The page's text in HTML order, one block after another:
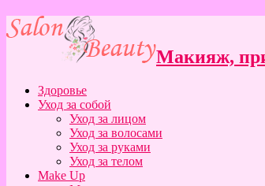
Макияж,
Здоровье
Уход за собой
Уход за лицом
Уход за волосами
Уход за руками
Уход за телом
Make Up